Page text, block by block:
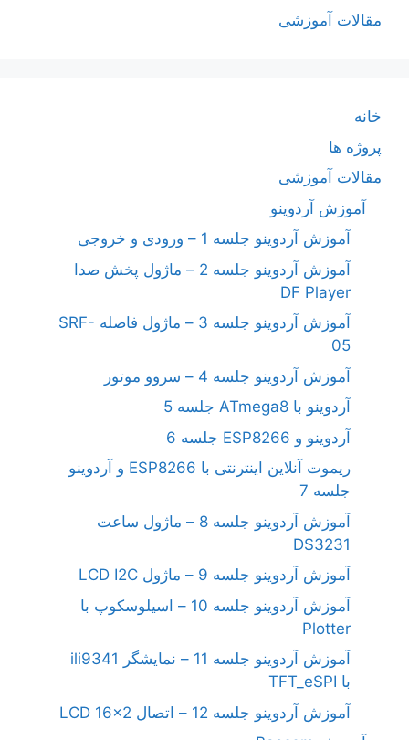
مقالات آموزشی
خانه
پروژه ها
مقالات آموزشی
آموزش آردوینو
آموزش آردوینو جلسه 1 – ورودی و خروجی
آموزش آردوینو جلسه 2 – ماژول پخش صدا
DF Player
آموزش آردوینو جلسه 3 – ماژول فاصله SRF-
05
آموزش آردوینو جلسه 4 – سروو موتور
آردوینو با ATmega8 جلسه 5
آردوینو و ESP8266 جلسه 6
ریموت آنلاین اینترنتی با ESP8266 و آردوینو
جلسه 7
آموزش آردوینو جلسه 8 – ماژول ساعت
DS3231
آموزش آردوینو جلسه 9 – ماژول LCD I2C
آموزش آردوینو جلسه 10 – اسیلوسکوپ با
Plotter
آموزش آردوینو جلسه 11 – نمایشگر ili9341
با TFT_eSPI
آموزش آردوینو جلسه 12 – اتصال LCD 16×2